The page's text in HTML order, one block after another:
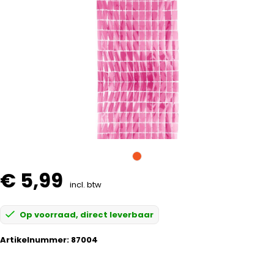
€ 5,99 incl. btw
Op voorraad, direct leverbaar
Artikelnummer: 87004